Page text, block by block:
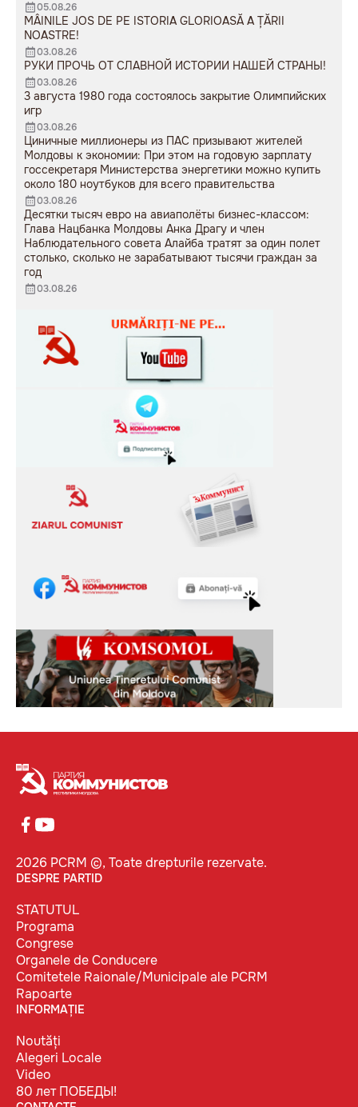
05.08.26
MÂINILE JOS DE PE ISTORIA GLORIOASĂ A ȚĂRII
NOASTRE!
03.08.26
РУКИ ПРОЧЬ ОТ СЛАВНОЙ ИСТОРИИ НАШЕЙ СТРАНЫ!
03.08.26
3 августа 1980 года состоялось закрытие Олимпийских
игр
03.08.26
Циничные миллионеры из ПАС призывают жителей
Молдовы к экономии: При этом на годовую зарплату
госсекретаря Министерства энергетики можно купить
около 180 ноутбуков для всего правительства
03.08.26
Десятки тысяч евро на авиаполёты бизнес-классом:
Глава Нацбанка Молдовы Анка Драгу и член
Наблюдательного совета Алайба тратят за один полет
столько, сколько не зарабатывают тысячи граждан за
год
03.08.26
2026 PCRM ©, Toate drepturile rezervate.
DESPRE PARTID
STATUTUL
Programa
Congrese
Organele de Conducere
Comitetele Raionale/Municipale ale PCRM
Rapoarte
INFORMAȚIE
Noutăți
Alegeri Locale
Video
80 лет ПОБЕДЫ!